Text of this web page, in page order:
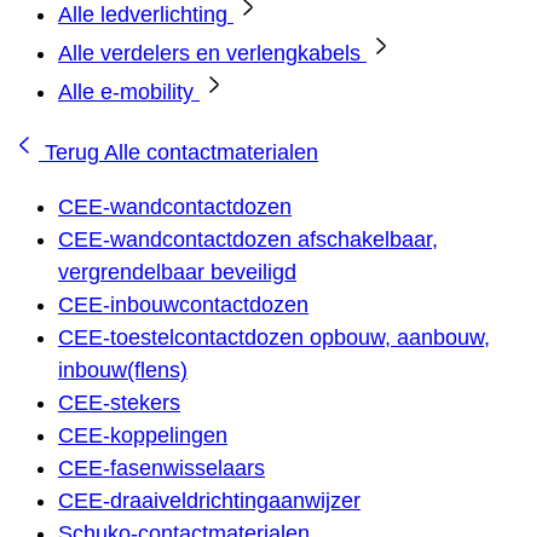
Alle ledverlichting
Alle verdelers en verlengkabels
Alle e-mobility
Terug Alle contactmaterialen
CEE-wandcontactdozen
CEE-wandcontactdozen afschakelbaar,
vergrendelbaar beveiligd
CEE-inbouwcontactdozen
CEE-toestelcontactdozen opbouw, aanbouw,
inbouw(flens)
CEE-stekers
CEE-koppelingen
CEE-fasenwisselaars
CEE-draaiveldrichtingaanwijzer